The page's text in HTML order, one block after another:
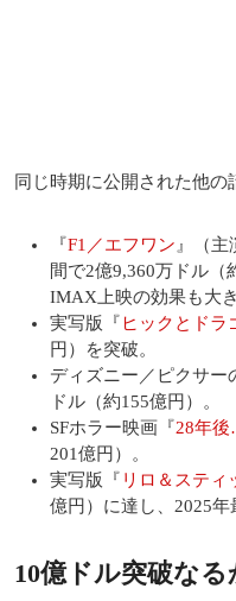
同じ時期に公開された他の
『F1／エフワン 』（主
間で2億9,360万ドル（
IMAX上映の効果も大き
実写版『 ヒックとドラ
円）を突破。
ディズニー／ピクサー
ドル（約155億円）。
SFホラー映画『28年
201億円）。
実写版『 リロ＆スティ
億円）に達し、2025年
10億ドル突破なる